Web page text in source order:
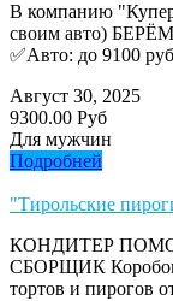
В компанию
своим авто)
✅Авто: до 9100
Август 30, 2025
9300.00 Руб
Для мужчин
Подробней
"Тирольские
КОНДИТЕР
СБОРЩИК
тортов и